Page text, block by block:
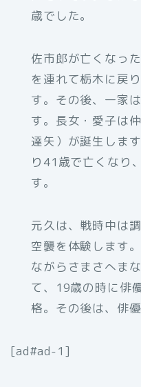
歳でした。
佐市郎が亡くなっ
を連れて栃木に戻
す。その後、一家
す。長女・愛子は
達矢）が誕生しま
り41歳で亡くなり
す。
元久は、戦時中は
空襲を体験します
ながらさまさへま
て、19歳の時に俳
格。その後は、俳
[ad#ad-1]